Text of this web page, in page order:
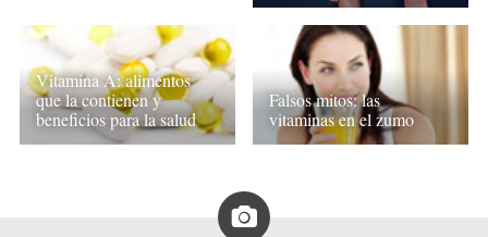
Vitamina A: alimentos
que la contienen y
beneficios para la salud
Falsos mitos: las
vitaminas en el zumo